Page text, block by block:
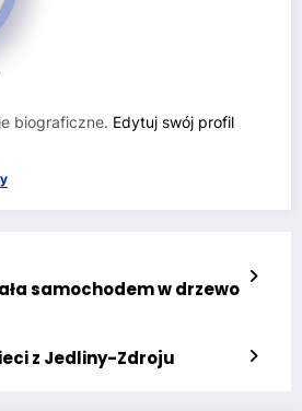
biograficzne. Edytuj swój profil
samochodem w drzewo
z Jedliny-Zdroju